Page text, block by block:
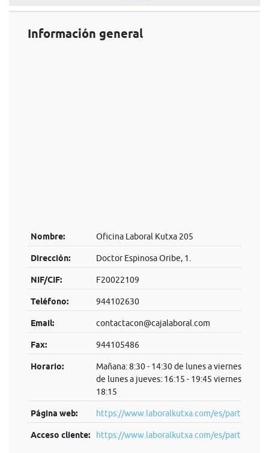
Información general
Nombre: Oficina Laboral Kutxa 205
Dirección: Doctor Espinosa Oribe, 1.
NIF/CIF: F20022109
Teléfono: 944102630
Email: contactacon@cajalaboral.com
Fax: 944105486
Horario:
Mañana: 8:30 - 14:30 de lunes a viernes Tarde:
de lunes a jueves: 16:15 - 19:45 viernes: 16:15
18:15
Página web: https://www.laboralkutxa.com/es/
Acceso cliente: https://www.laboralkutxa.com/es/parti...